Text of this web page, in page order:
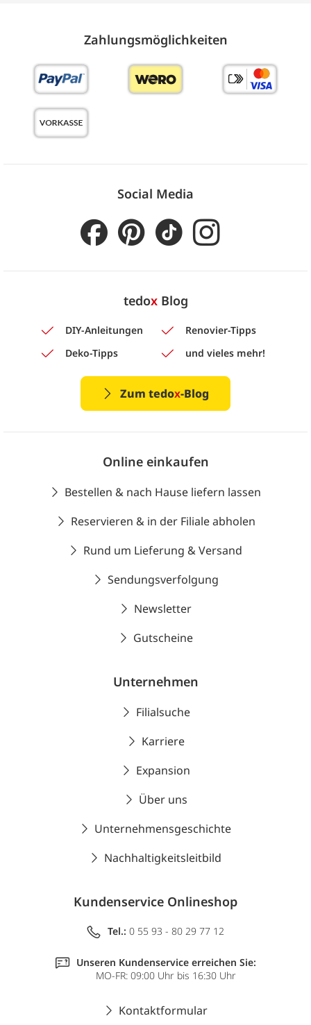
Zahlungs­möglich­keiten
Social Media
tedoxBlog
DIY-Anleitungen
Renovier-Tipps
Deko-Tipps
und vieles mehr!
Zum tedox-Blog
Online einkaufen
Bestellen & nach Hause liefern lassen
Reservieren & in der Filiale abholen
Rund um Lieferung & Versand
Sendungsverfolgung
Newsletter
Gutscheine
Unternehmen
Filialsuche
Karriere
Expansion
Über uns
Unternehmensgeschichte
Nachhaltigkeitsleitbild
Kundenservice Onlineshop
Tel.: 0 55 93 - 80 29 77 12
Unseren Kundenservice erreichen Sie:
MO-FR: 09:00 Uhr bis 16:30 Uhr
Kontaktformular